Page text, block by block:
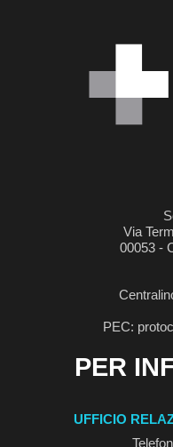
Via
00053 -
PEC:
PER
UFFICIO